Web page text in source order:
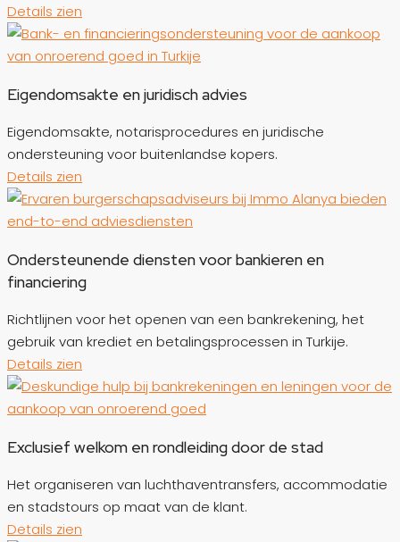
Details zien
Eigendomsakte en juridisch advies
Eigendomsakte, notarisprocedures en juridische
ondersteuning voor buitenlandse kopers.
Details zien
Ondersteunende diensten voor bankieren en
financiering
Richtlijnen voor het openen van een bankrekening, het
gebruik van krediet en betalingsprocessen in Turkije.
Details zien
Exclusief welkom en rondleiding door de stad
Het organiseren van luchthaventransfers, accommodatie
en stadstours op maat van de klant.
Details zien